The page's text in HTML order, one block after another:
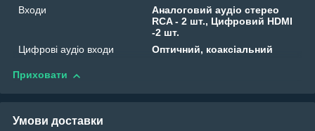
Входи
Аналоговий аудіо стерео
RCA - 2 шт., Цифровий HDMI
-2 шт.
Цифрові аудіо входи
Оптичний, коаксіальний
Приховати
Умови доставки